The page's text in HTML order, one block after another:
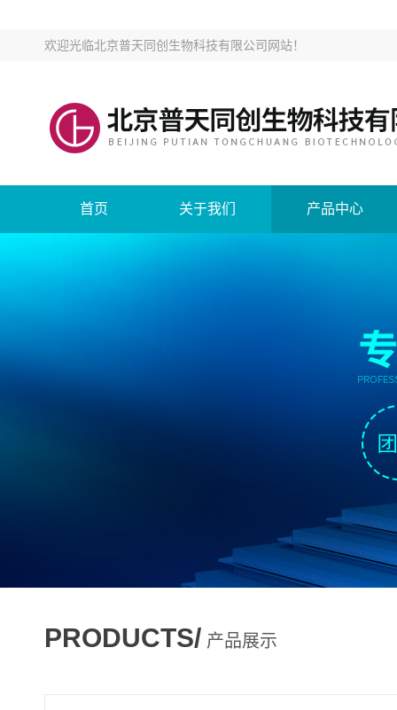
欢迎光临北京普天同创生物科技有限公司网站！
首页 关于我们 产品中心
PRODUCTS/ 产品展示